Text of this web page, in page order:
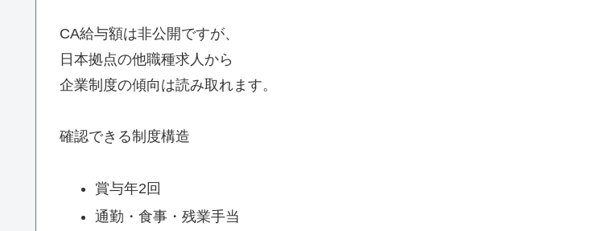
CA給与額は非公開ですが、
日本拠点の他職種求人から
企業制度の傾向は読み取れます。
確認できる制度構造
賞与年2回
通勤・食事・残業手当